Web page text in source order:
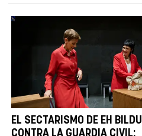
EL SECTARISMO DE EH BILDU
CONTRA LA GUARDIA CIVIL: